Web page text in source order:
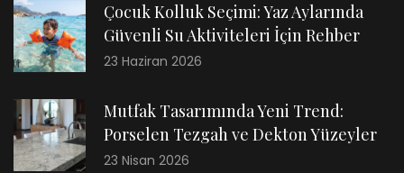
Çocuk Kolluk Seçimi: Yaz Aylarında
Güvenli Su Aktiviteleri İçin Rehber
23 Haziran 2026
Mutfak Tasarımında Yeni Trend:
Porselen Tezgah ve Dekton Yüzeyler
23 Nisan 2026